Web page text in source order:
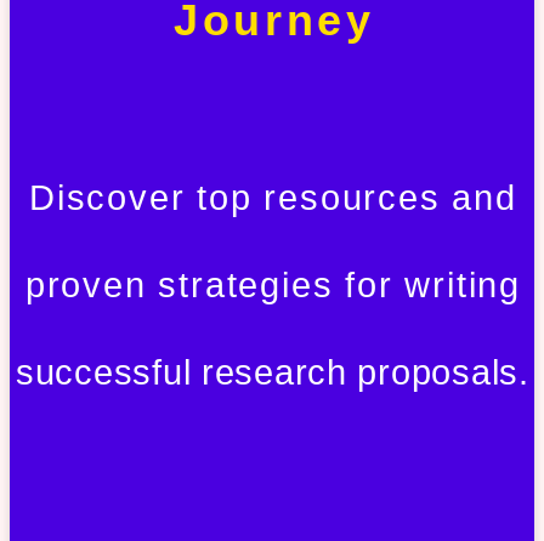
Journey
Discover top resources and
proven strategies for writing
successful research proposals.